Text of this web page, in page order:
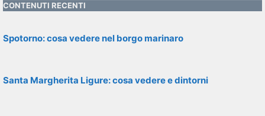
CONTENUTI RECENTI
Spotorno: cosa vedere nel borgo marinaro
Santa Margherita Ligure: cosa vedere e dintorni